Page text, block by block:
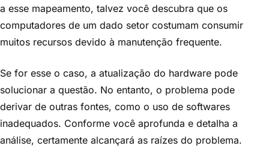
a esse mapeamento, talvez você descubra que os
computadores de um dado setor costumam consumir
muitos recursos devido à manutenção frequente.
Se for esse o caso, a atualização do hardware pode
solucionar a questão. No entanto, o problema pode
derivar de outras fontes, como o uso de softwares
inadequados. Conforme você aprofunda e detalha a
análise, certamente alcançará as raízes do problema.